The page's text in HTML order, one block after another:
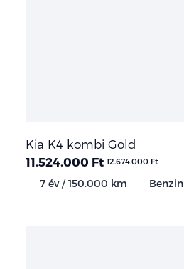
Kia K4 kombi Gold
11.524.000 Ft 12.674.000 Ft
7 év / 150.000 km Benzin